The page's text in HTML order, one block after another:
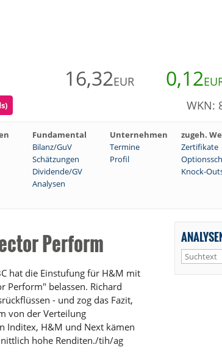
16,32EUR 0,12
WKN:
Fundamental Unternehmen zugeh.
Bilanz/GuV Termine Zertifikate
Schätzungen Profil
Dividende/GV
Knock-
Analysen
Perform
hat die Einstufung für H&M mit
Perform" belassen. Richard
- und zog das Fazit,
von der Verteilung
Inditex, H&M und Next kämen
hohe Renditen./tih/ag